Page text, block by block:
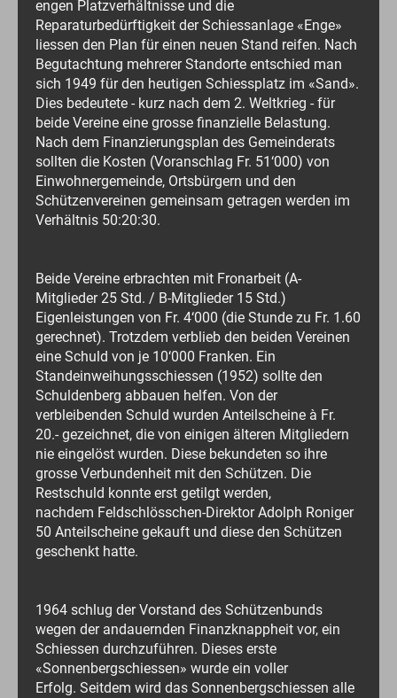
engen Platzverhältnisse und die
Reparaturbedürftigkeit der Schiessanlage «Enge»
liessen den Plan für einen neuen Stand reifen. Nach
Begutachtung mehrerer Standorte entschied man
sich 1949 für den heutigen Schiessplatz im «Sand».
Dies bedeutete - kurz nach dem 2. Weltkrieg - für
beide Vereine eine grosse finanzielle Belastung.
Nach dem Finanzierungsplan des Gemeinderats
sollten die Kosten (Voranschlag Fr. 51‘000) von
Einwohnergemeinde, Ortsbürgern und den
Schützenvereinen gemeinsam getragen werden im
Verhältnis 50:20:30.
Beide Vereine erbrachten mit Fronarbeit (A-
Mitglieder 25 Std. / B-Mitglieder 15 Std.)
Eigenleistungen von Fr. 4‘000 (die Stunde zu Fr. 1.60
gerechnet). Trotzdem verblieb den beiden Vereinen
eine Schuld von je 10‘000 Franken. Ein
Standeinweihungsschiessen (1952) sollte den
Schuldenberg abbauen helfen. Von der
verbleibenden Schuld wurden Anteilscheine à Fr.
20.- gezeichnet, die von einigen älteren Mitgliedern
nie eingelöst wurden. Diese bekundeten so ihre
grosse Verbundenheit mit den Schützen. Die
Restschuld konnte erst getilgt werden,
nachdem Feldschlösschen-Direktor Adolph Roniger
50 Anteilscheine gekauft und diese den Schützen
geschenkt hatte.
1964 schlug der Vorstand des Schützenbunds
wegen der andauernden Finanzknappheit vor, ein
Schiessen durchzuführen. Dieses erste
«Sonnenbergschiessen» wurde ein voller
Erfolg. Seitdem wird das Sonnenbergschiessen alle